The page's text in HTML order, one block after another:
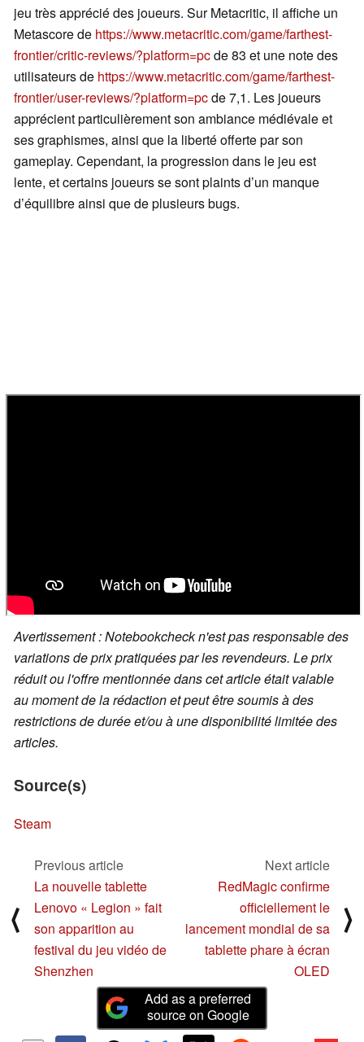
jeu très apprécié des joueurs. Sur Metacritic, il affiche un
Metascore de https://www.metacritic.com/game/farthest-
frontier/critic-reviews/?platform=pcde 83 et une note des
utilisateurs de https://www.metacritic.com/game/farthest-
frontier/user-reviews/?platform=pcde 7,1. Les joueurs
apprécient particulièrement son ambiance médiévale et
ses graphismes, ainsi que la liberté offerte par son
gameplay. Cependant, la progression dans le jeu est
lente, et certains joueurs se sont plaints d’un manque
d’équilibre ainsi que de plusieurs bugs.
Avertissement : Notebookcheck n'est pas responsable des
variations de prix pratiquées par les revendeurs. Le prix
réduit ou l'offre mentionnée dans cet article était valable
au moment de la rédaction et peut être soumis à des
restrictions de durée et/ou à une disponibilité limitée des
articles.
Source(s)
Steam
⟨
Previous article
La nouvelle tablette
Lenovo « Legion » fait
son apparition au
festival du jeu vidéo de
Shenzhen
Next article
RedMagic confirme
officiellement le
lancement mondial de sa
tablette phare à écran
OLED
⟩
Add as a preferred
source on Google